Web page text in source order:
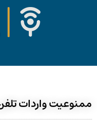
ممنوعیت‌ واردات